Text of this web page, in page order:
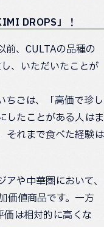
DROPS」！
前、CULTAの品種の
、いただいたことが
ちごは、「高価で珍し
したことがある人はま
それまで食べた経験は
や中華圏において、
価値商品です。一方
価は相対的に高くな